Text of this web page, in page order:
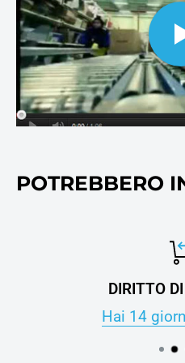
ovviamente
stampanti e
POTREBBERO
DIRITTO
Hai 14